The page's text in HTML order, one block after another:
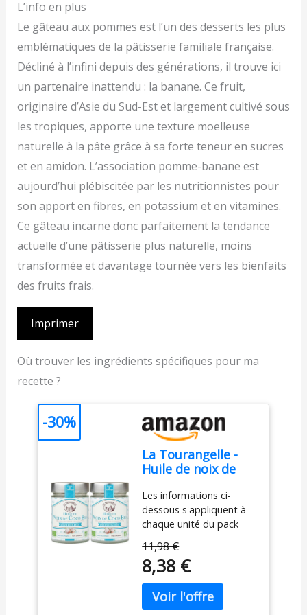
L’info en plus
Le gâteau aux pommes est l’un des desserts les plus
emblématiques de la pâtisserie familiale française.
Décliné à l’infini depuis des générations, il trouve ici
un partenaire inattendu : la banane. Ce fruit,
originaire d’Asie du Sud-Est et largement cultivé sous
les tropiques, apporte une texture moelleuse
naturelle à la pâte grâce à sa forte teneur en sucres
et en amidon. L’association pomme-banane est
aujourd’hui plébiscitée par les nutritionnistes pour
son apport en fibres, en potassium et en vitamines.
Ce gâteau incarne donc parfaitement la tendance
actuelle d’une pâtisserie plus naturelle, moins
transformée et davantage tournée vers les bienfaits
des fruits frais.
Imprimer
Où trouver les ingrédients spécifiques pour ma
recette ?
La Tourangelle -
Huile de noix de
100% Biologique -
Huile de coco
raffinée - Cuisine et
cosmétique -
314ml (Lot de 2)
Les informations ci-
dessous s'appliquent à
chaque unité du pack
désodorisée, 100%
biologique récoltée aux
Philippines. Notre huile
de noix de coco
désodorisée est issue de
11,98 €
8,38 €
-30%